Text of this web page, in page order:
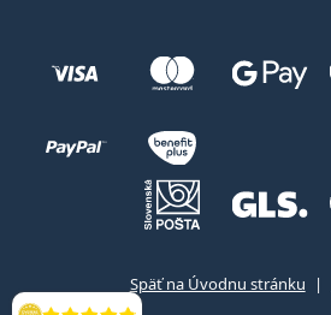
Späť na Úvodnu stránku